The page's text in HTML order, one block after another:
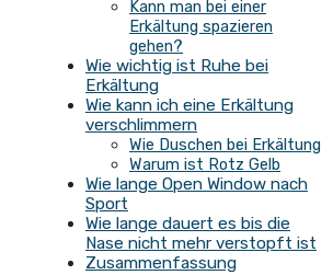
Kann man bei einer
Erkältung spazieren
gehen?
Wie wichtig ist Ruhe bei
Erkältung
Wie kann ich eine Erkältung
verschlimmern
Wie Duschen bei Erkältung
Warum ist Rotz Gelb
Wie lange Open Window nach
Sport
Wie lange dauert es bis die
Nase nicht mehr verstopft ist
Zusammenfassung